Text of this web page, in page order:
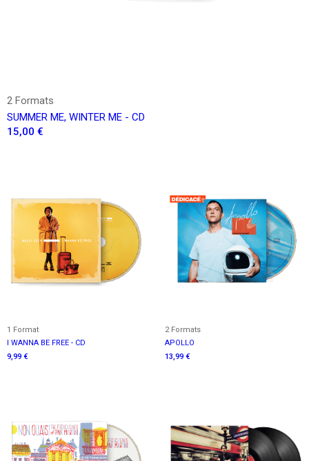
2 Formats
SUMMER ME, WINTER ME - CD
15,00 €
1 Format
I WANNA BE FREE - CD
9,99 €
2 Formats
APOLLO
13,99 €